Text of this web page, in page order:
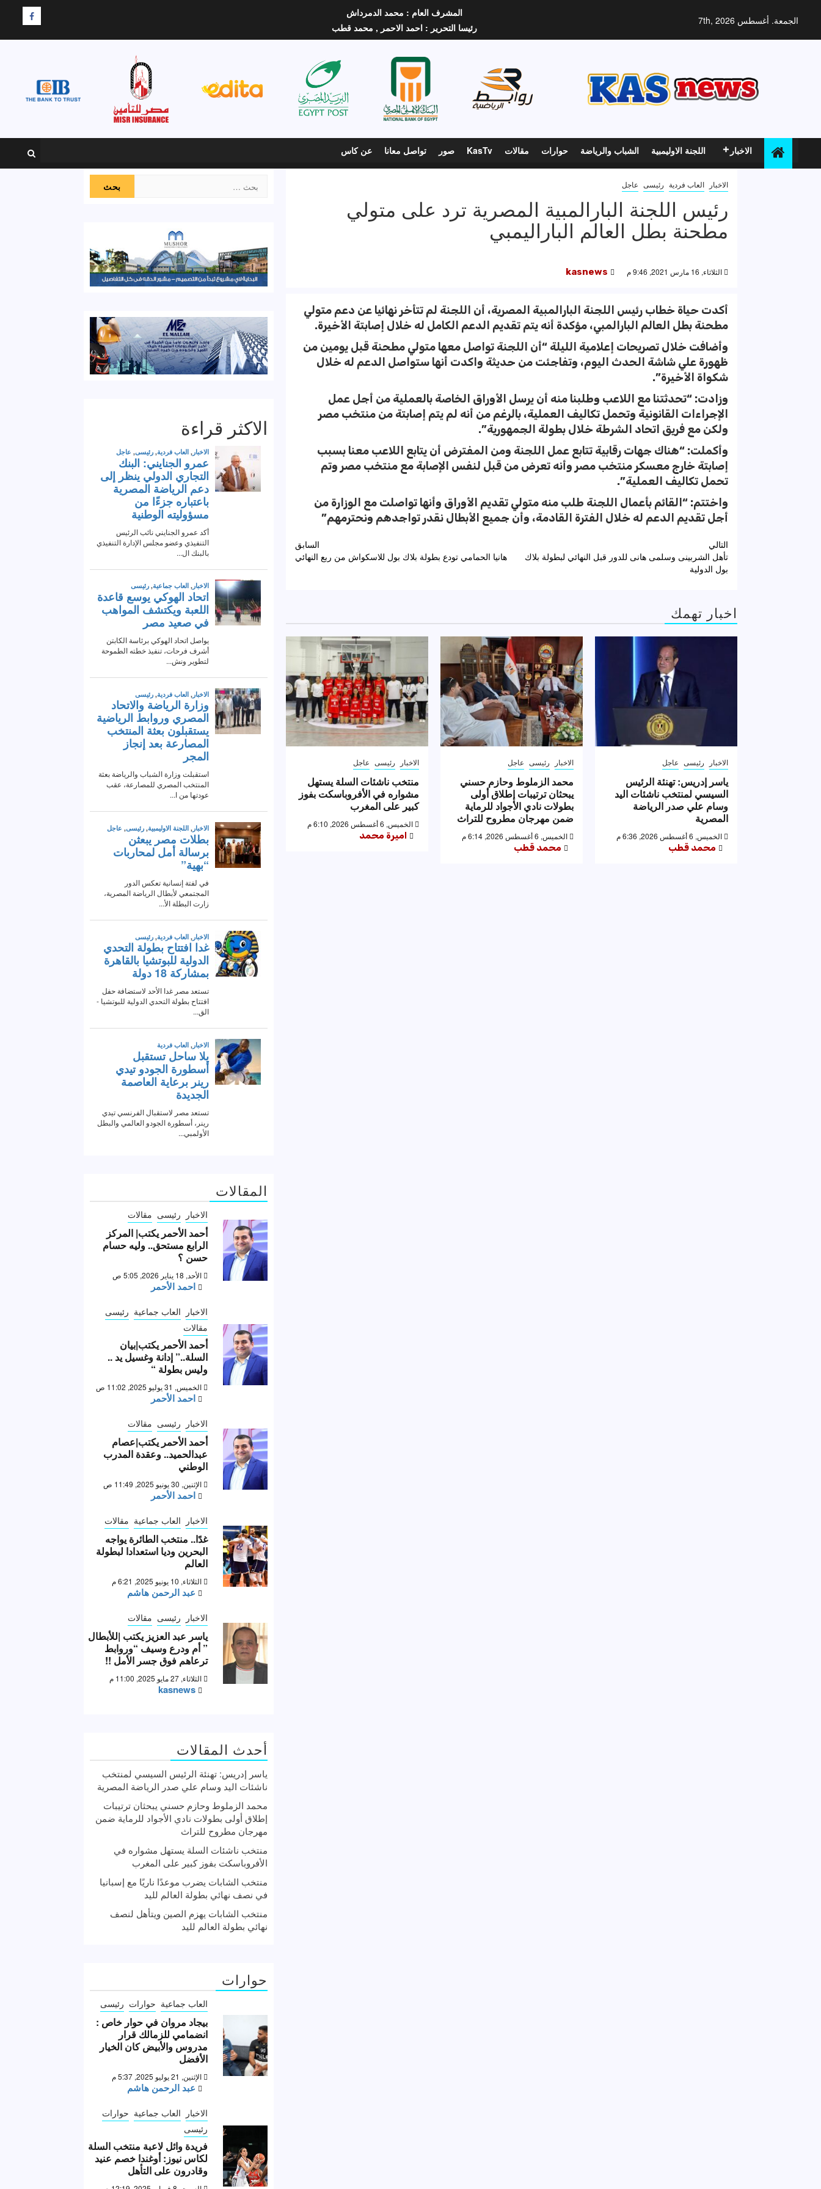
الجمعة. أغسطس 7th, 2026
المشرف العام : محمد الدمرداش
رئيسا التحرير : احمد الاحمر , محمد قطب
F
الاخبار اللجنة الاوليمبية الشباب والرياضة حوارات مقالات KasTv صور تواصل معانا عن كاس
الاخبار العاب فردية رئيسى عاجل
رئيس اللجنة البارالمبية المصرية ترد على متولي
مطحنة بطل العالم الباراليمبي
الثلاثاء, 16 مارس 2021, 9:46 م kasnews
أكدت حياة خطاب رئيس اللجنة البارالمبية المصرية، أن اللجنة لم تتأخر نهائيا عن دعم متولي
مطحنة بطل العالم البارالمبي، مؤكدة أنه يتم تقديم الدعم الكامل له خلال إصابتة الأخيرة.
وأضافت خلال تصريحات إعلامية الليلة “أن اللجنة تواصل معها متولي مطحنة قبل يومين من
ظهورة علي شاشة الحدث اليوم، وتفاجئت من حديثة واكدت أنها ستواصل الدعم له خلال
شكواة الأخيرة”.
وزادت: “تحدثتنا مع اللاعب وطلبنا منه أن يرسل الأوراق الخاصة بالعملية من أجل عمل
الإجراءات القانونية وتحمل تكاليف العملية، بالرغم من أنه لم يتم إصابتة من منتخب مصر
ولكن مع فريق اتحاد الشرطة خلال بطولة الجمهورية”.
وأكملت: “هناك جهات رقابية تتابع عمل اللجنة ومن المفترض أن يتابع اللاعب معنا بسبب
إصابتة خارج معسكر منتخب مصر وأنه تعرض من قبل لنفس الإصابة مع منتخب مصر وتم
تحمل تكاليف العملية”.
واختتم: “القائم بأعمال اللجنة طلب منه متولي تقديم الأوراق وأنها تواصلت مع الوزارة من
أجل تقديم الدعم له خلال الفترة القادمة، وأن جميع الأبطال نقدر تواجدهم ونحترمهم”
تصفّح
المقالات
السابق
هانيا الحمامي تودع بطولة بلاك بول للاسكواش من ربع النهائي
التالي
تأهل الشربينى وسلمى هانى للدور قبل النهائي لبطولة بلاك
بول الدولية
اخبار تهمك
الاخبار رئيسى عاجل
ياسر إدريس: تهنئة الرئيس
السيسي لمنتخب ناشئات اليد
وسام علي صدر الرياضة
المصرية
الخميس, 6 أغسطس 2026, 6:36 م
محمد قطب
الاخبار رئيسى عاجل
محمد الزملوط وحازم حسني
يبحثان ترتيبات إطلاق أولى
بطولات نادي الأجواد للرماية
ضمن مهرجان مطروح للتراث
الخميس, 6 أغسطس 2026, 6:14 م
محمد قطب
الاخبار رئيسى عاجل
منتخب ناشئات السلة يستهل
مشواره في الأفروباسكت بفوز
كبير على المغرب
الخميس, 6 أغسطس 2026, 6:10 م
اميرة محمد
عن:
الاكثر قراءة
المقالات
الاخبار رئيسى مقالات
أحمد الأحمر يكتب| المركز
الرابع مستحق.. وليه حسام
حسن ؟
الأحد, 18 يناير 2026, 5:05 ص
احمد الأحمر
الاخبار العاب جماعية رئيسى
مقالات
أحمد الأحمر يكتب|بيان
السلة..” إدانة وغسيل يد ..
وليس بطولة “
الخميس, 31 يوليو 2025, 11:02 ص
احمد الأحمر
الاخبار رئيسى مقالات
أحمد الأحمر يكتب|عصام
عبدالحميد.. وعقدة المدرب
الوطني
الإثنين, 30 يونيو 2025, 11:49 ص
احمد الأحمر
الاخبار العاب جماعية مقالات
غدًا.. منتخب الطائرة يواجه
البحرين وديا استعدادا لبطولة
العالم
الثلاثاء, 10 يونيو 2025, 6:21 م
عبد الرحمن هاشم
الاخبار رئيسى مقالات
ياسر عبد العزيز يكتب |للأبطال
” أم ودرع وسيف “وروابط
ترعاهم فوق جسر الأمل !!
الثلاثاء, 27 مايو 2025, 11:00 م
kasnews
أحدث المقالات
ياسر إدريس: تهنئة الرئيس السيسي لمنتخب
ناشئات اليد وسام علي صدر الرياضة المصرية
محمد الزملوط وحازم حسني يبحثان ترتيبات
إطلاق أولى بطولات نادي الأجواد للرماية ضمن
مهرجان مطروح للتراث
منتخب ناشئات السلة يستهل مشواره في
الأفروباسكت بفوز كبير على المغرب
منتخب الشابات يضرب موعدًا ناريًا مع إسبانيا
في نصف نهائي بطولة العالم لليد
منتخب الشابات يهزم الصين ويتأهل لنصف
نهائي بطولة العالم لليد
حوارات
العاب جماعية حوارات رئيسى
بيجاد مروان في حوار خاص :
انضمامي للزمالك قرار
مدروس والأبيض كان الخيار
الأفضل
الإثنين, 21 يوليو 2025, 5:37 م
عبد الرحمن هاشم
الاخبار العاب جماعية حوارات
رئيسى
فريدة وائل لاعبة منتخب السلة
لكاس نيوز: أوغندا خصم عنيد
وقادرون على التأهل